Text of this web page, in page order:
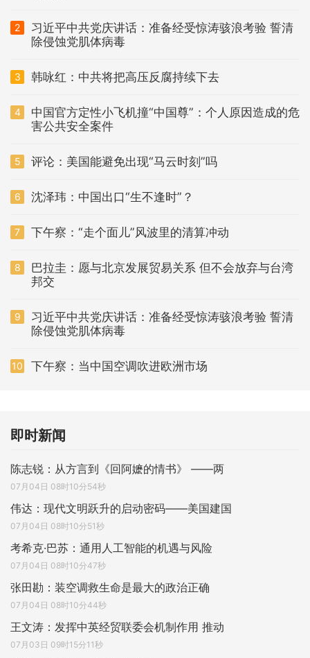
2
习近平中共党庆讲话：准备经受惊涛骇浪考验 誓清
除侵蚀党肌体病毒
3 韩咏红：中共将把高压反腐持续下去
4
中国官方定性小飞机撞“中国尊”：个人原因造成的危
害公共安全案件
5 评论：美国能避免出现“马云时刻”吗
6 沈泽玮：中国出口“生不逢时”？
7 下午察：“走个面儿”风波里的清算冲动
8
巴拉圭：愿与北京发展贸易关系 但不会放弃与台湾
邦交
9
习近平中共党庆讲话：准备经受惊涛骇浪考验 誓清
除侵蚀党肌体病毒
10 下午察：当中国空调吹进欧洲市场
即时新闻
陈志锐：从方言到《回阿嬷的情书》 ——两
07月04日 08时10分54秒
伟达：现代文明跃升的启动密码——美国建国
07月04日 08时10分51秒
考希克·巴苏：通用人工智能的机遇与风险
07月04日 08时10分47秒
张田勘：装空调救生命是最大的政治正确
07月04日 08时10分44秒
王文涛：发挥中英经贸联委会机制作用 推动
07月03日 09时15分11秒